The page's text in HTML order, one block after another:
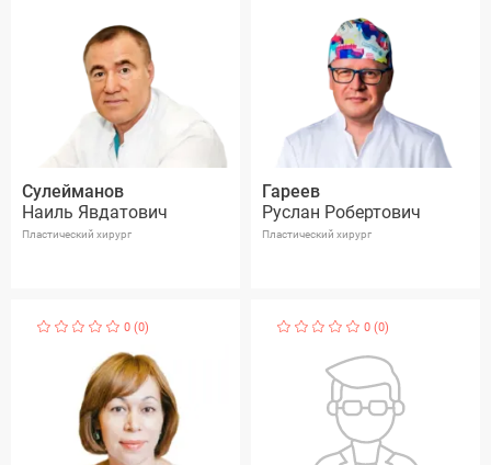
Сулейманов
Наиль Явдатович
Пластический хирург
Гареев
Руслан Робертович
Пластический хирург
0 (0) 0 (0)